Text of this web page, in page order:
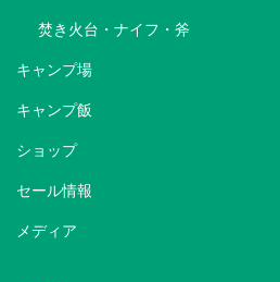
焚き火台・ナイフ・斧
キャンプ場
キャンプ飯
ショップ
セール情報
メディア